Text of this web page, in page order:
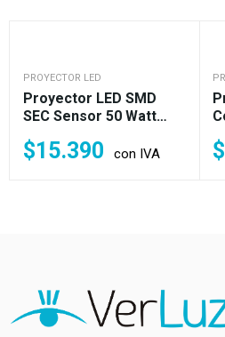
PROYECTOR LED
Proyector LED SMD
SEC Sensor 50 Watt
Cálida (600 W)
$15.390 con IVA $